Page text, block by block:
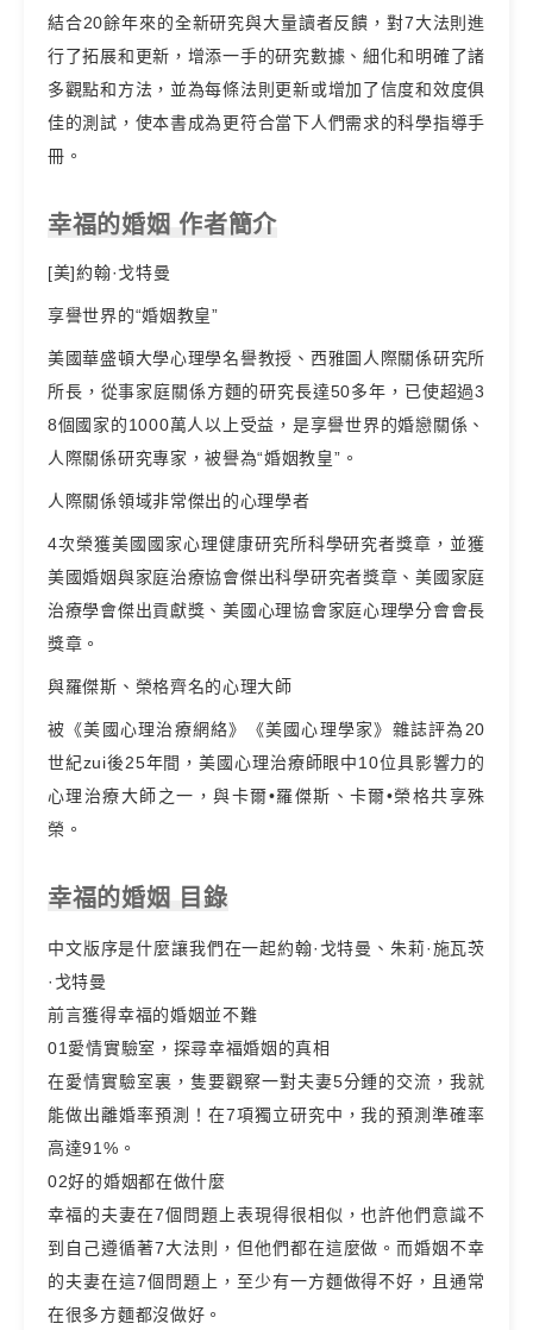
結合20餘年來的全新研究與大量讀者反饋，對7大法則進
行了拓展和更新，增添一手的研究數據、細化和明確了諸
多觀點和方法，並為每條法則更新或增加了信度和效度俱
佳的測試，使本書成為更符合當下人們需求的科學指導手
冊。
幸福的婚姻 作者簡介
[美]約翰·戈特曼
享譽世界的“婚姻教皇”
美國華盛頓大學心理學名譽教授、西雅圖人際關係研究所
所長，從事家庭關係方麵的研究長達50多年，已使超過3
8個國家的1000萬人以上受益，是享譽世界的婚戀關係、
人際關係研究專家，被譽為“婚姻教皇”。
人際關係領域非常傑出的心理學者
4次榮獲美國國家心理健康研究所科學研究者獎章，並獲
美國婚姻與家庭治療協會傑出科學研究者獎章、美國家庭
治療學會傑出貢獻獎、美國心理協會家庭心理學分會會長
獎章。
與羅傑斯、榮格齊名的心理大師
被《美國心理治療網絡》《美國心理學家》雜誌評為20
世紀zui後25年間，美國心理治療師眼中10位具影響力的
心理治療大師之一，與卡爾•羅傑斯、卡爾•榮格共享殊
榮。
幸福的婚姻 目錄
中文版序是什麼讓我們在一起約翰·戈特曼、朱莉·施瓦茨
·戈特曼
前言獲得幸福的婚姻並不難
01愛情實驗室，探尋幸福婚姻的真相
在愛情實驗室裏，隻要觀察一對夫妻5分鍾的交流，我就
能做出離婚率預測！在7項獨立研究中，我的預測準確率
高達91%。
02好的婚姻都在做什麼
幸福的夫妻在7個問題上表現得很相似，也許他們意識不
到自己遵循著7大法則，但他們都在這麼做。而婚姻不幸
的夫妻在這7個問題上，至少有一方麵做得不好，且通常
在很多方麵都沒做好。